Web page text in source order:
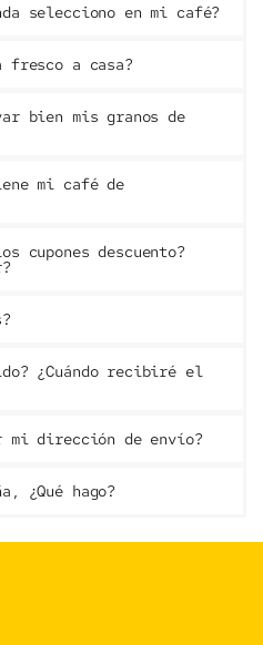
selecciono en mi café?
fresco a casa?
bien mis granos de
mi café de
cupones descuento?
¿Cuándo recibiré el
mi dirección de envío?
¿Qué hago?